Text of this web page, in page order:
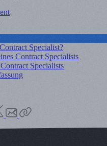
Specialist?
Contract Specialists
Specialists